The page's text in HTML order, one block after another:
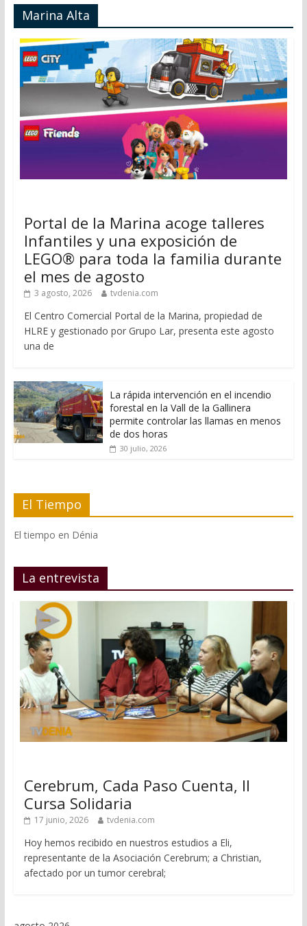
Marina Alta
Portal de la Marina acoge talleres
Infantiles y una exposición de
LEGO® para toda la familia durante
el mes de agosto
3 agosto, 2026 tvdenia.com
El Centro Comercial Portal de la Marina, propiedad de
HLRE y gestionado por Grupo Lar, presenta este agosto
una de
La rápida intervención en el incendio
forestal en la Vall de la Gallinera
permite controlar las llamas en menos
de dos horas
30 julio, 2026
El Tiempo
El tiempo en Dénia
La entrevista
Cerebrum, Cada Paso Cuenta, II
Cursa Solidaria
17 junio, 2026 tvdenia.com
Hoy hemos recibido en nuestros estudios a Eli,
representante de la Asociación Cerebrum; a Christian,
afectado por un tumor cerebral;